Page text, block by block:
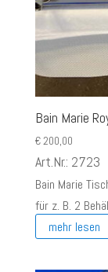
Bain Marie
€200,00
Art.Nr.: 2723
Bain Marie
für z. B. 2
mehr lesen